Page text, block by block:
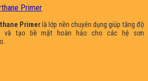
Primer
Primer là lớp nền chuyên dụng giúp tăng độ
và tạo bề mặt hoàn hảo cho các hệ sơn